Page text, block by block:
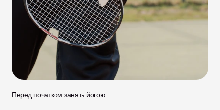
Перед початком занять йогою: